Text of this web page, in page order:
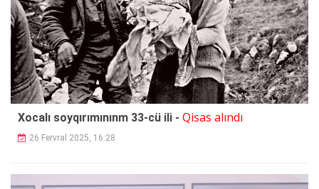
Xocalı soyqırımınınm 33-cü ili - Qisas alındı
26 Fervral 2025, 16:28